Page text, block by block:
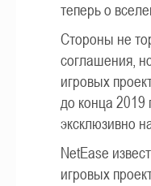
теперь о
Стороны не
соглашения,
игровых
до конца 2019
эксклюзивно
NetEase
игровых